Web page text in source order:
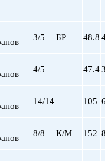
3/5 БР 48.8
4/5 47.4
14/14 105
8/8 К/М 152